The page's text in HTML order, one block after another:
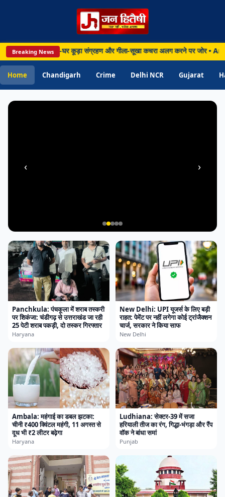
Breaking News
तेज, घर-घर कूड़ा संग्रहण और गीला-सूखा कचरा अलग करने पर जोर • Amritsar:
Home Chandigarh Crime Delhi NCR Gujarat
‹ ›
Chandigarh • 09 Aug 2026
Amritsar: डॉक्टर को पिस्तौल दिखाकर मांगी
10 लाख की फिरौती, अमृतसर पुलिस ने 12 घंटे में
आरोपी दबोचा
Panchkula: पंचकूला में शराब तस्करी
पर शिकंजा: चंडीगढ़ से उत्तराखंड जा रही
25 पेटी शराब पकड़ी, दो तस्कर गिरफ्तार
Haryana
New Delhi: UPI यूजर्स के लिए बड़ी
राहत: पेमेंट पर नहीं लगेगा कोई ट्रांजैक्शन
चार्ज, सरकार ने किया साफ
New Delhi
Ambala: महंगाई का डबल झटका:
चीनी ₹400 क्विंटल महंगी, 11 अगस्त से
दूध भी ₹2 लीटर बढ़ेगा
Haryana
Ludhiana: सेक्टर-39 में सजा
हरियाली तीज का रंग, गिद्धा-भंगड़ा और रैंप
वॉक ने बांधा समां
Punjab